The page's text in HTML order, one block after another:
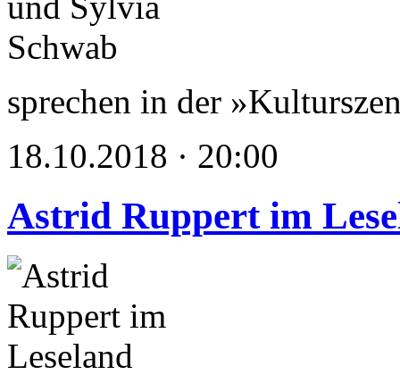
sprechen in der
18.10.2018 · 20:00
Astrid Ruppert im